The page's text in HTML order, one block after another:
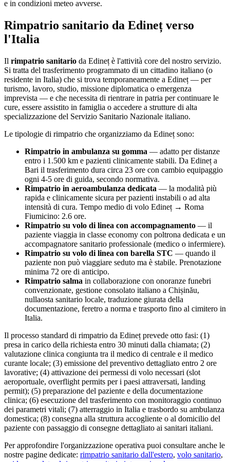
e in condizioni meteo avverse.
Rimpatrio sanitario da Edineț verso
l'Italia
Il rimpatrio sanitario da Edineț è l'attività core del nostro servizio.
Si tratta del trasferimento programmato di un cittadino italiano (o
residente in Italia) che si trova temporaneamente a Edineț — per
turismo, lavoro, studio, missione diplomatica o emergenza
imprevista — e che necessita di rientrare in patria per continuare le
cure, essere assistito in famiglia o accedere a strutture di alta
specializzazione del Servizio Sanitario Nazionale italiano.
Le tipologie di rimpatrio che organizziamo da Edineț sono:
Rimpatrio in ambulanza su gomma — adatto per distanze
entro i 1.500 km e pazienti clinicamente stabili. Da Edineț a
Bari il trasferimento dura circa 23 ore con cambio equipaggio
ogni 4-5 ore di guida, secondo normativa.
Rimpatrio in aeroambulanza dedicata — la modalità più
rapida e clinicamente sicura per pazienti instabili o ad alta
intensità di cura. Tempo medio di volo Edineț → Roma
Fiumicino: 2.6 ore.
Rimpatrio su volo di linea con accompagnamento — il
paziente viaggia in classe economy con poltrona dedicata e un
accompagnatore sanitario professionale (medico o infermiere).
Rimpatrio su volo di linea con barella STC — quando il
paziente non può viaggiare seduto ma è stabile. Prenotazione
minima 72 ore di anticipo.
Rimpatrio salma in collaborazione con onoranze funebri
convenzionate, gestione consolato italiano a Chișinău,
nullaosta sanitario locale, traduzione giurata della
documentazione, feretro a norma e trasporto fino al cimitero in
Italia.
Il processo standard di rimpatrio da Edineț prevede otto fasi: (1)
presa in carico della richiesta entro 30 minuti dalla chiamata; (2)
valutazione clinica congiunta tra il medico di centrale e il medico
curante locale; (3) emissione del preventivo dettagliato entro 2 ore
lavorative; (4) attivazione dei permessi di volo necessari (slot
aeroportuale, overflight permits per i paesi attraversati, landing
permit); (5) preparazione del paziente e della documentazione
clinica; (6) esecuzione del trasferimento con monitoraggio continuo
dei parametri vitali; (7) atterraggio in Italia e trasbordo su ambulanza
domestica; (8) consegna alla struttura accogliente o al domicilio del
paziente con passaggio di consegne dettagliato ai sanitari italiani.
Per approfondire l'organizzazione operativa puoi consultare anche le
nostre pagine dedicate: rimpatrio sanitario dall'estero, volo sanitario,